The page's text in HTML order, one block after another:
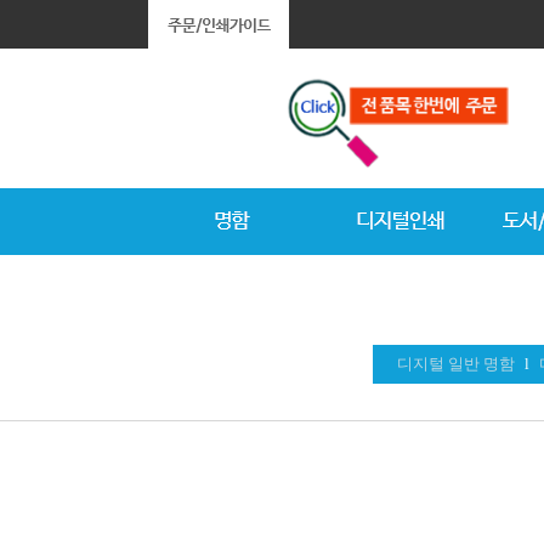
디지털 일반 명함 l